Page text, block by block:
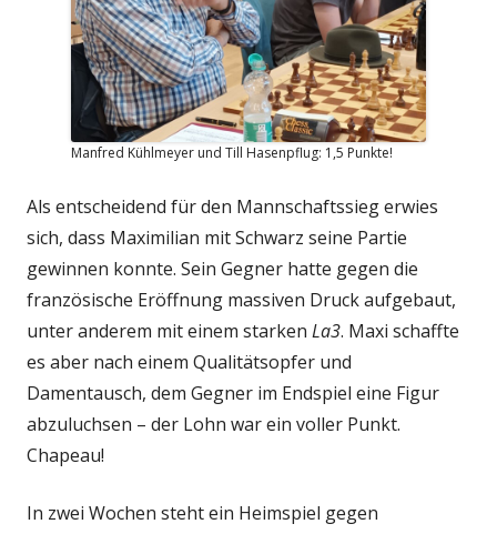
Manfred Kühlmeyer und Till Hasenpflug: 1,5 Punkte!
Als entscheidend für den Mannschaftssieg erwies
sich, dass Maximilian mit Schwarz seine Partie
gewinnen konnte. Sein Gegner hatte gegen die
französische Eröffnung massiven Druck aufgebaut,
unter anderem mit einem starken La3. Maxi schaffte
es aber nach einem Qualitätsopfer und
Damentausch, dem Gegner im Endspiel eine Figur
abzuluchsen – der Lohn war ein voller Punkt.
Chapeau!
In zwei Wochen steht ein Heimspiel gegen